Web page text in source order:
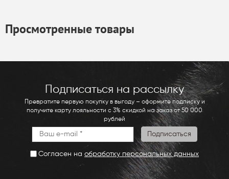
Просмотренные товары
Подписаться на рассылку
Превратите первую покупку в выгоду – оформите подписку и
получите карту лояльности с 3% скидкой на заказ от 50 000
рублей
Согласен на обработку персональных данных